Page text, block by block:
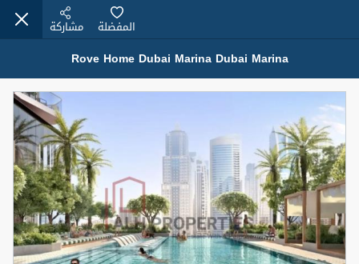
عقارات للبيع (12441)
1.5 BHK 48 Parkside
شقةللبيع 1,350,000 درهم
سرير
1
حمام
2
المنطقة (متر
مربع)
75.43
Rove Home Dubai Marina Dubai Marina
المفضلة مشاركة